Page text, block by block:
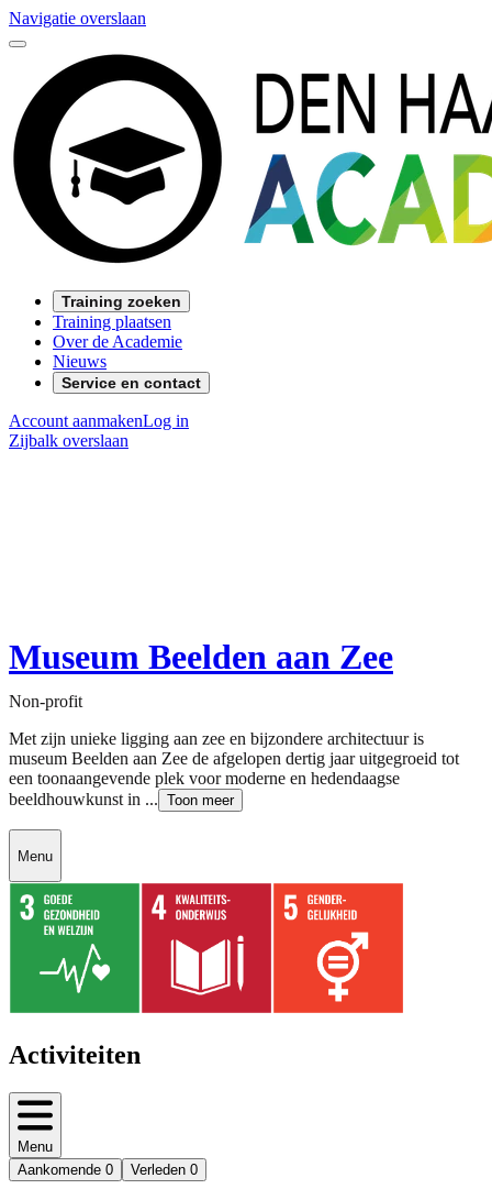
Navigatie overslaan
Training zoeken
Training plaatsen
Over de Academie
Nieuws
Service en contact
Account aanmakenLog in
Zijbalk overslaan
Museum Beelden aan Zee
Non-profit
Met zijn unieke ligging aan zee en bijzondere architectuur is
museum Beelden aan Zee de afgelopen dertig jaar uitgegroeid tot
een toonaangevende plek voor moderne en hedendaagse
beeldhouwkunst in ... Toon meer
Menu
Activiteiten
Menu
Aankomende 0 Verleden 0